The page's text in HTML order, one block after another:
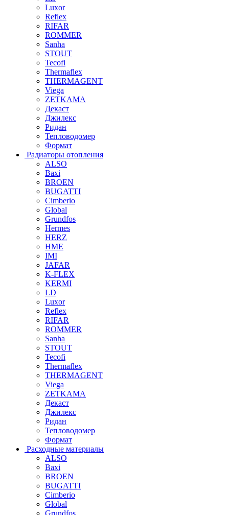
Luxor
Reflex
RIFAR
ROMMER
Sanha
STOUT
Tecofi
Thermaflex
THERMAGENT
Viega
ZETKAMA
Декаст
Джилекс
Ридан
Тепловодомер
Формат
Радиаторы отопления
ALSO
Baxi
BROEN
BUGATTI
Cimberio
Global
Grundfos
Hermes
HERZ
HME
IMI
JAFAR
K-FLEX
KERMI
LD
Luxor
Reflex
RIFAR
ROMMER
Sanha
STOUT
Tecofi
Thermaflex
THERMAGENT
Viega
ZETKAMA
Декаст
Джилекс
Ридан
Тепловодомер
Формат
Расходные материалы
ALSO
Baxi
BROEN
BUGATTI
Cimberio
Global
Grundfos